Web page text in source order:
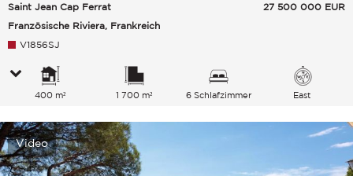
Saint Jean Cap Ferrat
Französische Riviera, Frankreich
27 500 000 EUR
V1856SJ
400 m² 1 700 m² 6 Schlafzimmer East
Video